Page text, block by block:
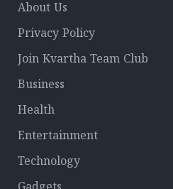
About Us
Privacy Policy
Join Kvartha Team Club
Business
Health
Entertainment
Technology